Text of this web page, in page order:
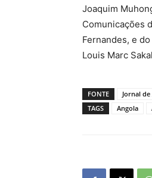
Joaquim
Comunicações
Fernandes, e
Louis Marc
FONTE
Jornal
TAGS
Angola